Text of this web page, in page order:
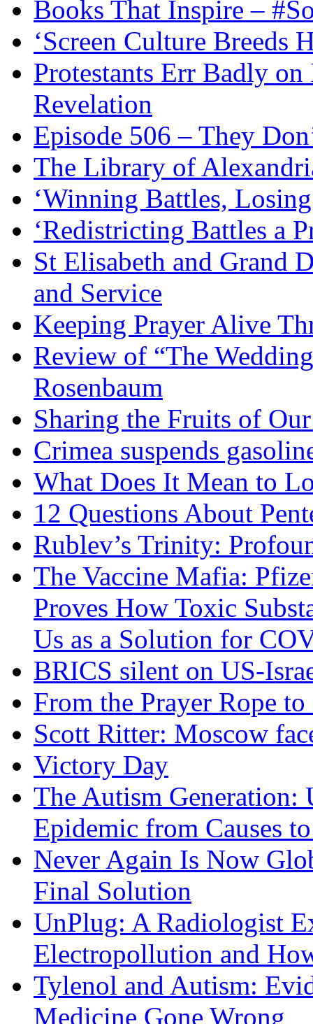
Books That Inspire –
‘Screen Culture Breeds
Protestants Err Badly
Revelation
Episode 506 – They
The Library of
‘Winning Battles, Losing
‘Redistricting Battles a
St Elisabeth and Grand
and Service
Keeping Prayer Alive
Review of “The
Rosenbaum
Sharing the Fruits of
Crimea suspends
What Does It Mean to
12 Questions About
Rublev’s Trinity:
The Vaccine Mafia:
Proves How Toxic
Us as a Solution for
BRICS silent on US-
From the Prayer Rope
Scott Ritter: Moscow
Victory Day
The Autism Generation:
Epidemic from Causes
Never Again Is Now
Final Solution
UnPlug: A Radiologist
Electropollution and
Tylenol and Autism:
Medicine Gone Wrong